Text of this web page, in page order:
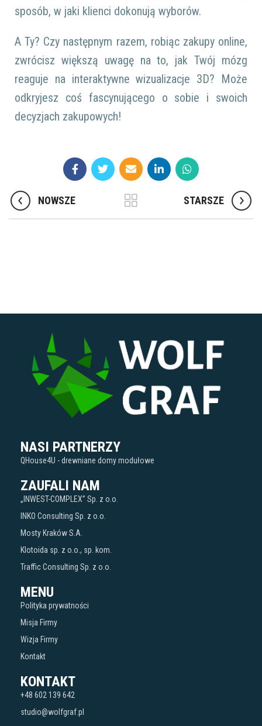
sposób, w jaki klienci dokonują wyborów.
A Ty? Czy następnym razem, robiąc zakupy online,
zwrócisz większą uwagę na to, jak Twój mózg
reaguje na interaktywne wizualizacje 3D? Może
odkryjesz coś fascynującego o sobie i swoich
decyzjach zakupowych!
NOWSZE STARSZE
NASI PARTNERZY
QHouse4U - drewniane domy modułowe
ZAUFALI NAM
„INWEST-COMPLEX” Sp. z o.o.
INKO Consulting Sp. z o.o.
Mosty Kraków S.A.
Klotoida sp. z o.o., sp. kom.
Traffic Consulting Sp. z o.o.
MENU
Polityka prywatności
Misja Firmy
Wizja Firmy
Kontakt
KONTAKT
+48 602 139 642
studio@wolfgraf.pl